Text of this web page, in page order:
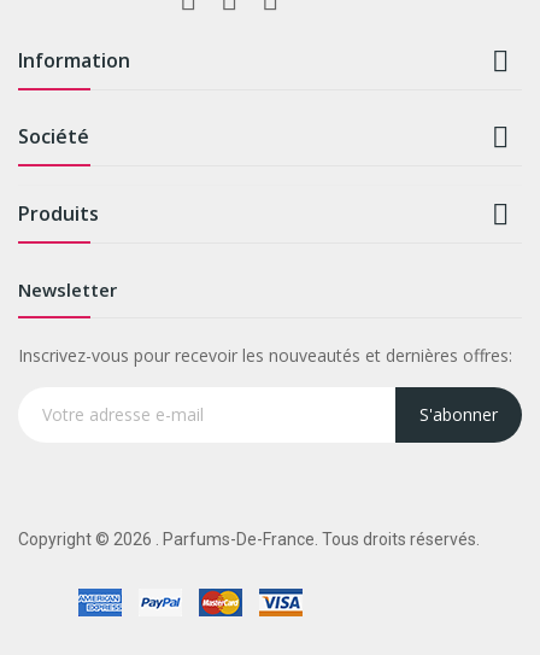
Information 
Société 
Produits 
Newsletter
Inscrivez-vous pour recevoir les nouveautés et dernières offres:
S'abonner
Copyright © 2026 . Parfums-De-France. Tous droits réservés.